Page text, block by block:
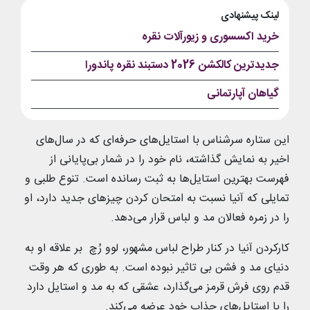
لینک پیشنهادی
خرید اکسسوری و زیورآلات نقره
جدیدترین کالکشن 2026 دستبند نقره پاندورا
گیاهان آپارتمانی
این ستاره سرشناس با استایل‌های حرفه‌ای که در سال‌های
اخیر به نمایش گذاشته، نام خود را در شمار بی‌پایانی از
فهرست‌ بهترین استایل‌ها به ثبت رسانده است. تنوع طلبی و
تمایلی که آنیا نسبت به امتحان کردن چیزهای جدید دارد، او
را در زمره فعالان مد و لباس قرار می‌دهد.
کارکردن آنیا در کنار طراح لباس مشهور، لوو رُچ بر علاقه او به
دنیای مد و فشن بی تاثیر نبوده است. به طوری که هر وقت
قدم روی فرش قرمز می‌گذارد، عشقی که به مد و استایل دارد